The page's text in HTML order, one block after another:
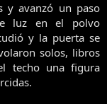
y avanzó un paso
luz en el polvo
y la puerta se
solos, libros
techo una figura